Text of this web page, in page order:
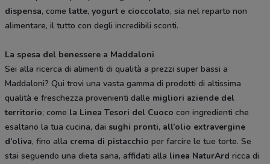
dispensa, come latte, yogurt e cioccolato, sia nel reparto non
alimentare, il tutto con degli incredibili sconti.
La spesa del benessere a Maddaloni
Sei alla ricerca di alimenti di qualità a prezzi super bassi a
Maddaloni? Qui trovi una vasta gamma di prodotti di altissima
qualità e freschezza provenienti dalle migliori aziende del
territorio; come la Linea Tesori del Cuoco con ingredienti che
esaltano la tua cucina, dai sughi pronti, all’olio extravergine
d’oliva, fino alla crema di pistacchio per farcire le tue torte. Se
stai seguendo una dieta sana, affidati alla linea NaturArd ricca di